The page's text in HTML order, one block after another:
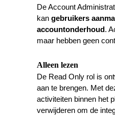
De Account
kan gebruikers
accountonderhoud .
maar hebben geen
Alleen lezen
De Read Only rol is
aan te brengen. Met
activiteiten binnen het
verwijderen om de